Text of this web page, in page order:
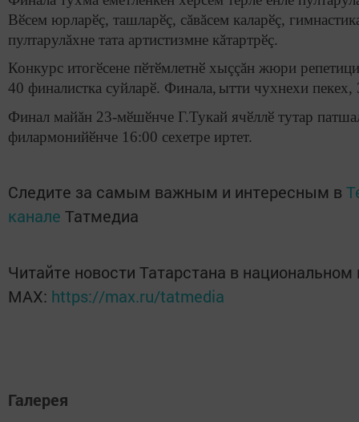
Вӗсем юрларӗç, ташларӗç, сăвăсем каларӗç,
пултарулăхне тата артистизмне кăтартрӗç.
Конкурс итогӗсене пӗтӗмлетнӗ хыççăн жюри
40 финалистка суйларӗ. Финала, ытти чухнехи пекех,
Финал майăн 23-мӗшӗнче Г.Тукай ячӗллӗ тутар
филармонийӗнче 16:00 сехетре иртет.
Следите за самым важным и интересным в
канале Татмедиа
Читайте новости Татарстана в
MАХ: https://max.ru/tatmedia
Галерея